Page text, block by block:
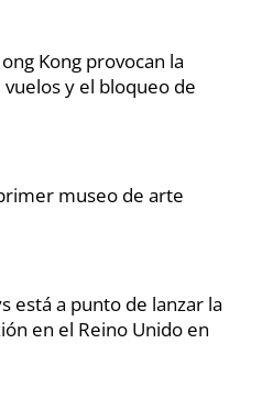
Kong provocan la
vuelos y el bloqueo de
museo de arte
está a punto de lanzar la
en el Reino Unido en